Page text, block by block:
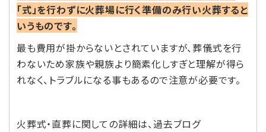
「式」を行わずに火葬場に行く準備のみ行い火葬すると
いうものです。
最も費用が掛からないとされていますが、葬儀式を行
わないため家族や親族より簡素化しすぎと理解が得ら
れなく、トラブルになる事もあるので注意が必要です。
火葬式・直葬に関しての詳細は、過去ブログ